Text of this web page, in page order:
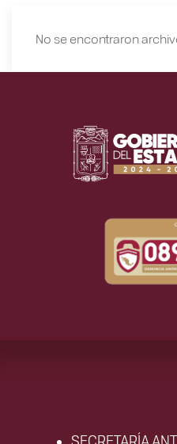
No se encontraron
SECRETARÍA